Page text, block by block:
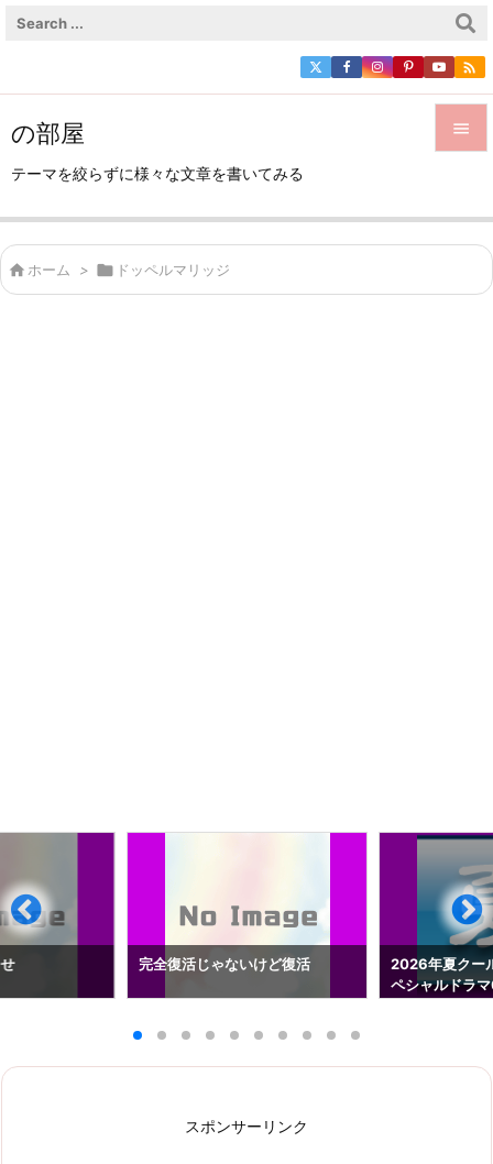
の部屋
テーマを絞らずに様々な文章を書いてみる


サイド


 ホーム >  ドッペルマリッジ
完全復活じゃないけど復活
2026年夏クー
ペシャルドラ
スポンサーリンク